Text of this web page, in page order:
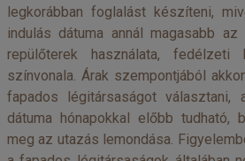
legkorábban foglalást készíteni,
indulás dátuma annál magasabb
repülőterek használata, fedélzeti
színvonala. Árak szempontjából
fapados légitársaságot választani,
dátuma hónapokkal előbb tudható,
meg az utazás lemondása.